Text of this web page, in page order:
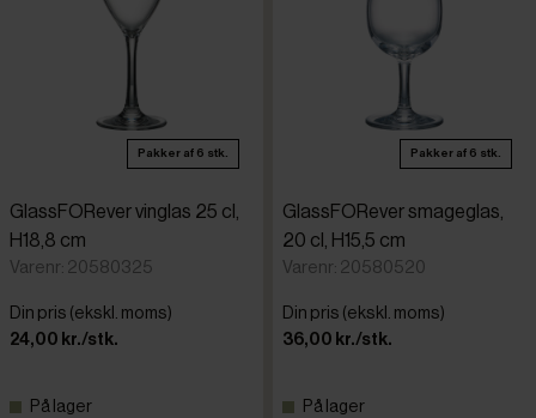
Højeste pris
Tilføjet for nylig
Varenr.
Kampagnevare
Restpartier
APS
Pakker af 6 stk.
GlassFORever vinglas 25 cl,
H18,8 cm
Varenr: 20580325
Din pris (ekskl. moms)
24,00 kr./stk.
På lager
Pakker af 6 stk.
GlassFORever smageglas,
20 cl, H15,5 cm
Varenr: 20580520
Din pris (ekskl. moms)
36,00 kr./stk.
På lager